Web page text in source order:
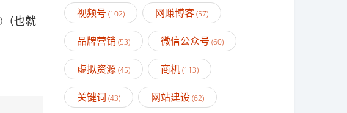
也就
视频号 (102) 网赚博客(57)
品牌营销 (53) 微信公众号 (60)
虚拟资源(45) 商机(113)
关键词 (43) 网站建设(62)